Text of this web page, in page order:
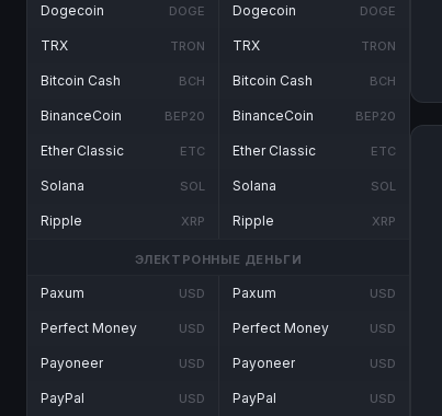
Dogecoin DOGE
TRX TRON
Bitcoin Cash BCH
BinanceCoin BEP20
Ether Classic ETC
Solana SOL
Ripple XRP
Dogecoin DOGE
TRX TRON
Bitcoin Cash BCH
BinanceCoin BEP20
Ether Classic ETC
Solana SOL
Ripple XRP
ЭЛЕКТРОННЫЕ ДЕНЬГИ
Paxum USD
Perfect Money USD
Payoneer USD
PayPal USD
Paxum USD
Perfect Money USD
Payoneer USD
PayPal USD